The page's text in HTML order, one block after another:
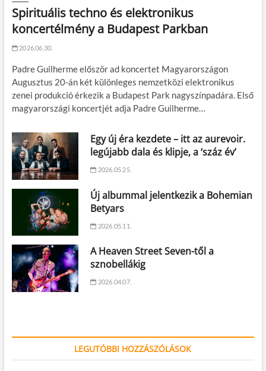
Spirituális techno és elektronikus
koncertélmény a Budapest Parkban
2026.06.30.
Padre Guilherme először ad koncertet Magyarországon
Augusztus 20-án két különleges nemzetközi elektronikus
zenei produkció érkezik a Budapest Park nagyszínpadára. Első
magyarországi koncertjét adja Padre Guilherme…
Egy új éra kezdete – itt az aurevoir.
legújabb dala és klipje, a ‘száz év’
2026.05.25.
Új albummal jelentkezik a Bohemian
Betyars
2026.05.11.
A Heaven Street Seven-től a
sznobellákig
2026.04.07.
LEGUTÓBBI HOZZÁSZÓLÁSOK